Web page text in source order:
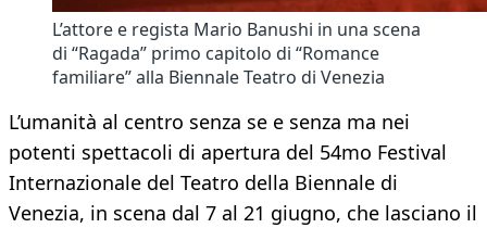
L’attore e regista Mario Banushi in una scena
di “Ragada” primo capitolo di “Romance
familiare” alla Biennale Teatro di Venezia
L’umanità al centro senza se e senza ma nei
potenti spettacoli di apertura del 54mo Festival
Internazionale del Teatro della Biennale di
Venezia, in scena dal 7 al 21 giugno, che lasciano il